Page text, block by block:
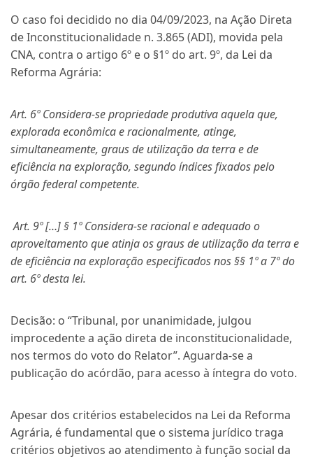
O caso foi decidido no dia 04/09/2023, na Ação Direta
de Inconstitucionalidade n. 3.865 (ADI), movida pela
CNA, contra o artigo 6º e o §1º do art. 9º, da Lei da
Reforma Agrária:
Art. 6º Considera-se propriedade produtiva aquela que,
explorada econômica e racionalmente, atinge,
simultaneamente, graus de utilização da terra e de
eficiência na exploração, segundo índices fixados pelo
órgão federal competente.
Art. 9º […] § 1º Considera-se racional e adequado o
aproveitamento que atinja os graus de utilização da terra e
de eficiência na exploração especificados nos §§ 1º a 7º do
art. 6º desta lei.
Decisão: o “Tribunal, por unanimidade, julgou
improcedente a ação direta de inconstitucionalidade,
nos termos do voto do Relator”. Aguarda-se a
publicação do acórdão, para acesso à íntegra do voto.
Apesar dos critérios estabelecidos na Lei da Reforma
Agrária, é fundamental que o sistema jurídico traga
critérios objetivos ao atendimento à função social da